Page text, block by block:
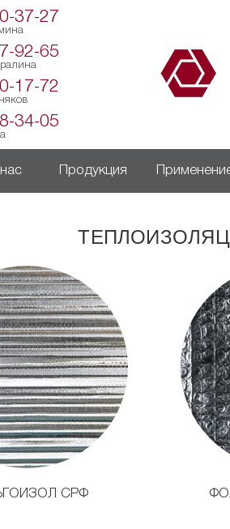
37-27
92-65
17-72
34-05
Продукция
СРФ